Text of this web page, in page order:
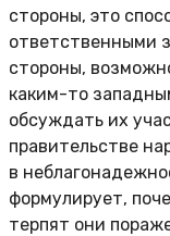
стороны, это
ответственными
стороны,
каким-то
обсуждать их
правительстве
в
формулирует,
терпят они